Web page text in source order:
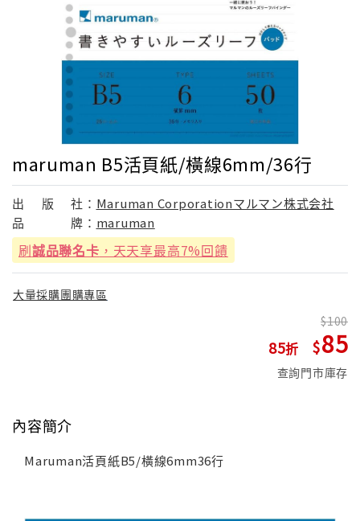
maruman B5活頁紙/橫線6mm/36行
出 版 社： Maruman Corporationマルマン株式会社
品
牌： maruman
刷誠品聯名卡 ，天天享最高7%回饋
大量採購團購專區
85
100
85
查詢門市庫存
內容簡介
Maruman活頁紙B5/橫線6mm36行